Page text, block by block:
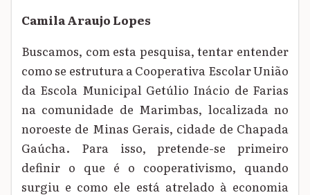
Camila Araujo Lopes
Buscamos, com esta pesquisa, tentar entender
como se estrutura a Cooperativa Escolar União
da Escola Municipal Getúlio Inácio de Farias
na comunidade de Marimbas, localizada no
noroeste de Minas Gerais, cidade de Chapada
Gaúcha. Para isso, pretende-se primeiro
definir o que é o cooperativismo, quando
surgiu e como ele está atrelado à economia